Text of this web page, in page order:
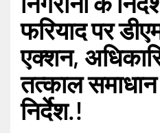
फरियाद पर
एक्शन,
तत्काल
निर्देश.!